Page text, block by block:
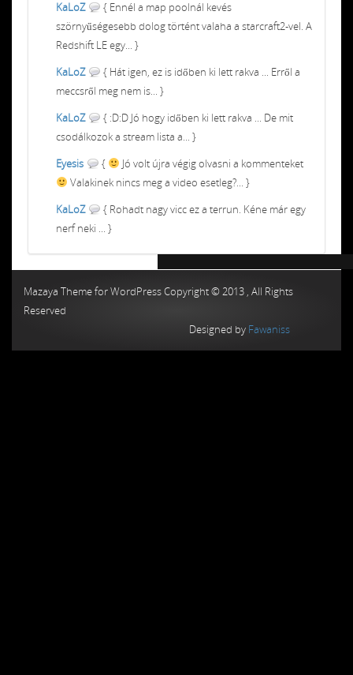
KaLoZ
{ Ennél a map poolnál kevés
szörnyűségesebb dolog történt valaha a starcraft2-vel. A
Redshift LE egy... }
KaLoZ
{ Hát igen, ez is időben ki lett rakva ... Erről a
meccsről meg nem is... }
KaLoZ
{ :D:D Jó hogy időben ki lett rakva ... De mit
csodálkozok a stream lista a... }
Eyesis
{
Jó volt újra végig olvasni a kommenteket
Valakinek nincs meg a video esetleg?... }
KaLoZ
{ Rohadt nagy vicc ez a terrun. Kéne már egy
nerf neki ... }
Mazaya Theme for WordPress Copyright © 2013 , All Rights
Reserved
Designed by Fawaniss